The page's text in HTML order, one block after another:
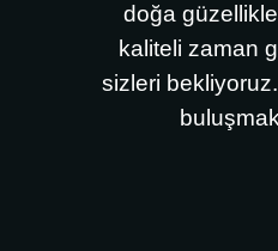
doğa
kaliteli zaman
sizleri